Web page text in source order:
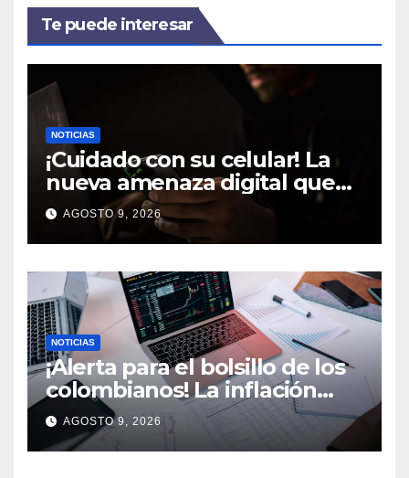
Te puede interesar
NOTICIAS
¡Cuidado con su celular! La
nueva amenaza digital que
podría poner en riesgo sus
cuentas y datos personales
AGOSTO 9, 2026
NOTICIAS
¡Alerta para el bolsillo de los
colombianos! La inflación
podría seguir alta y esta es la
razón que preocupa al país
AGOSTO 9, 2026